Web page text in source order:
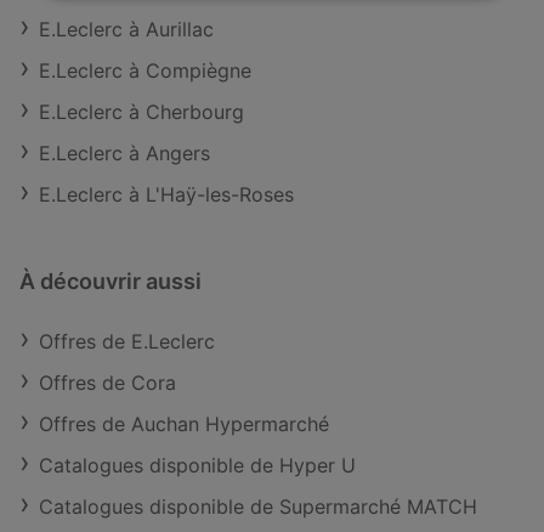
E.Leclerc à Aurillac
E.Leclerc à Compiègne
E.Leclerc à Cherbourg
E.Leclerc à Angers
E.Leclerc à L'Haÿ-les-Roses
À découvrir aussi
Offres de E.Leclerc
Offres de Cora
Offres de Auchan Hypermarché
Catalogues disponible de Hyper U
Catalogues disponible de Supermarché MATCH